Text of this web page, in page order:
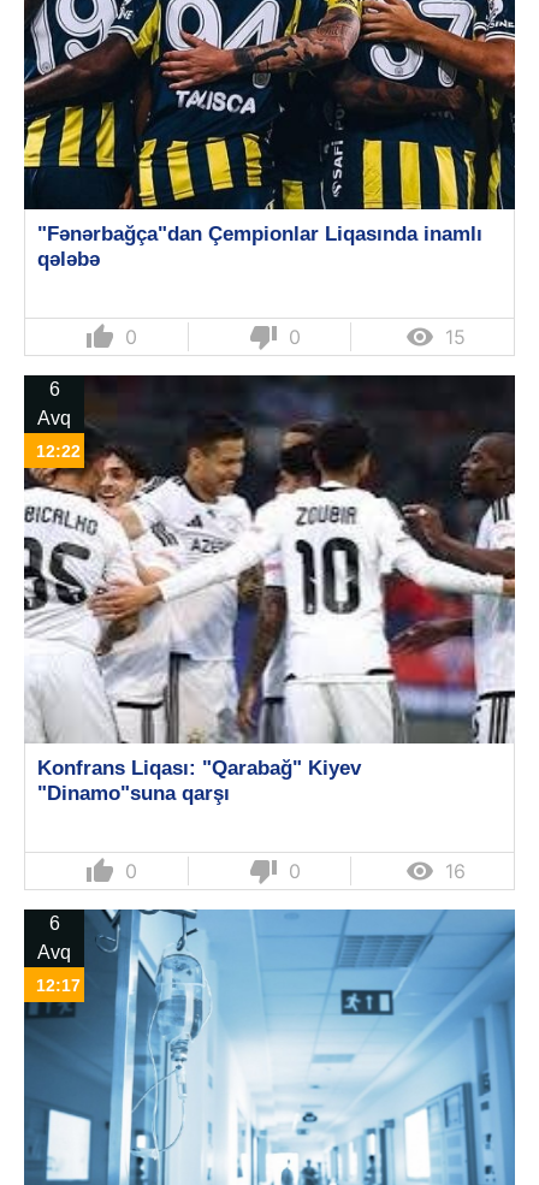
"Fənərbağça"dan Çempionlar Liqasında inamlı
qələbə
thumb_up 0 thumb_down 0  15
6
Avq
12:22
Konfrans Liqası: "Qarabağ" Kiyev
"Dinamo"suna qarşı
thumb_up 0 thumb_down 0  16
6
Avq
12:17